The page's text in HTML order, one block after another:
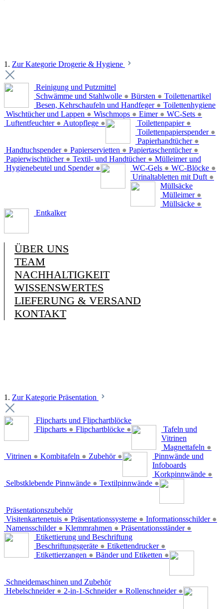
1. Zur Kategorie Drogerie & Hygiene
Reinigung und Putzmittel
Schwämme und Stahlwolle ● Bürsten ●
Besen, Kehrschaufeln und Handfeger ●
Wischtücher und Lappen ● Wischmops ● Eimer ● WC-Sets ●
Luftentfeuchter ● Autopflege ●
Toilettenartikel
Toilettenpapier ●
Toilettenpapierspender ●
Papierhandtücher ●
Handtuchspender ● Papierservietten ● Papiertaschentücher ●
Papierwischtücher ● Textil- und Handtücher ●
Hygienebeutel und Spender ●
Toilettenhygiene
WC-Gels ● WC-Blöcke ●
Urinaltabletten mit Duft ●
Mülleimer und
Müllsäcke
Mülleimer ●
Müllsäcke ●
Entkalker
ÜBER UNS
TEAM
NACHHALTIGKEIT
WISSENSWERTES
LIEFERUNG & VERSAND
KONTAKT
1. Zur Kategorie Präsentation
Flipcharts und Flipchartblöcke
Flipcharts ● Flipchartblöcke ●
Tafeln und
Vitrinen
Magnettafeln ●
Vitrinen ● Kombitafeln ● Zubehör ●
Pinnwände und
Infoboards
Korkpinnwände ●
Selbstklebende Pinnwände ● Textilpinnwände ●
Präsentationszubehör
Visitenkartenetuis ● Präsentationssysteme ● Informationsschilder ●
Namensschilder ● Klemmrahmen ● Präsentationsständer ●
Etikettierung und Beschriftung
Beschriftungsgeräte ● Etikettendrucker ●
Etikettierzangen ● Bänder und Etiketten ●
Schneidemaschinen und Zubehör
Hebelschneider ● 2-in-1-Schneider ● Rollenschneider ●